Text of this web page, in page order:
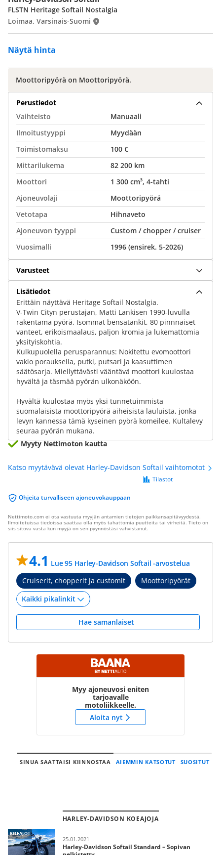
Näytä hinta
FLSTN Heritage Softail Nostalgia
Loimaa, Varsinais-Suomi
Moottoripyörä on Moottoripyörä.
Perustiedot
Vaihteisto
Manuaali
Ilmoitustyyppi
Myydään
Toimistomaksu
100 €
Mittarilukema
82 200 km
Moottori
1 300 cm³, 4-tahti
Ajoneuvolaji
Moottoripyörä
Vetotapa
Hihnaveto
Ajoneuvon tyyppi
Custom / chopper / cruiser
Vuosimalli
1996 (ensirek. 5-2026)
Varusteet
Lisätiedot
Erittäin näyttävä Heritage Softail Nostalgia.
V-Twin Cityn perustajan, Matti Lankisen 1990-luvulla
rakentama pyörä. Isommat bensatankit, 80 pinnnaiset
vanteet, erikoismaalaus, paljon kromia ja lukemattomia
yksityiskohtia.
Kulkupuolella perusparannus: Nokitettu evomoottori
vakio porauksella, putki, putsari ja kaasuttimen
säätösarja. Miellyttävästi vääntävä moottori kuulostaa
hyvältä ja täsmää pyörän ulkonäköön.
Hyvältä kuulostaa myös yksi tunnetuimmista
suomalaisista moottoripyörä aiheisista lauluista, jonka
levyn kannessa tämä kyseinen pyörä komeilee. Kultalevy
seuraa pyörän mukana.
Myyty Nettimoton kautta
Katso myytävävä olevat Harley-Davidson Softail vaihtomotot
Ohjeita turvalliseen ajoneuvokauppaan
Tilastot
Nettimoto.com ei ota vastuuta myyjän antamien tietojen paikkansapitävyydestä.
Ilmoitetuissa tiedoissa saattaa olla myös tahattomia puutteita tai virheitä. Tieto on
siis sitova vasta kun myyjä on sen pyynnöstäsi vahvistanut.
4.1 Lue 95 Harley-Davidson Softail -arvostelua
Cruiserit, chopperit ja customit
Moottoripyörät
Hae samanlaiset
Myy ajoneuvosi eniten
tarjoavalle
motoliikkeelle.
Aloita nyt
SINUA SAATTAISI KIINNOSTAA AIEMMIN KATSOTUT SUOSITUT
HARLEY-DAVIDSON KOEAJOJA
KOEAJOT
25.01.2021
Harley-Davidson Softail Standard – Sopivan